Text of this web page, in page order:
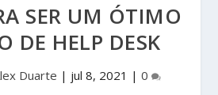
SER UM ÓTIMO
DE HELP DESK
Duarte | jul 8, 2021 | 0